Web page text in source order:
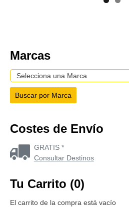
Marcas
Costes de Envío
GRATIS *
Consultar Destinos
Tu Carrito (0)
El carrito de la compra está vacío